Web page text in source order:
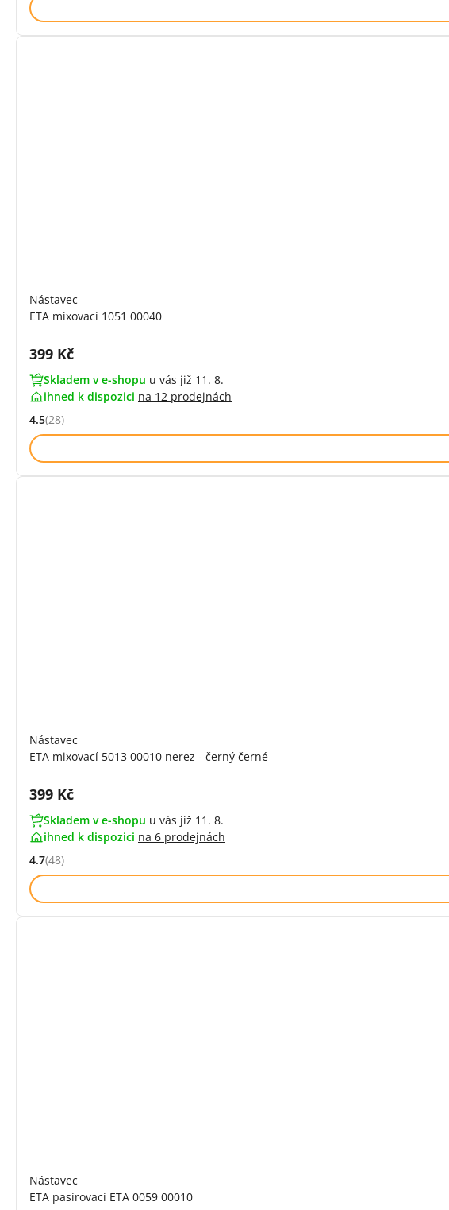
Nástavec
ETA mixovací 1051 00040
Cena s DPH:
399 Kč
Skladem v e-shopu u vás již 11. 8.
ihned k dispozici na 12 prodejnách
Hodnocení: 4.5 z 5 (28 recenzí)
4.5(28)
Nástavec
ETA mixovací 5013 00010 nerez - černý černé
Cena s DPH:
399 Kč
Skladem v e-shopu u vás již 11. 8.
ihned k dispozici na 6 prodejnách
Hodnocení: 4.7 z 5 (48 recenzí)
4.7(48)
Nástavec
ETA pasírovací ETA 0059 00010